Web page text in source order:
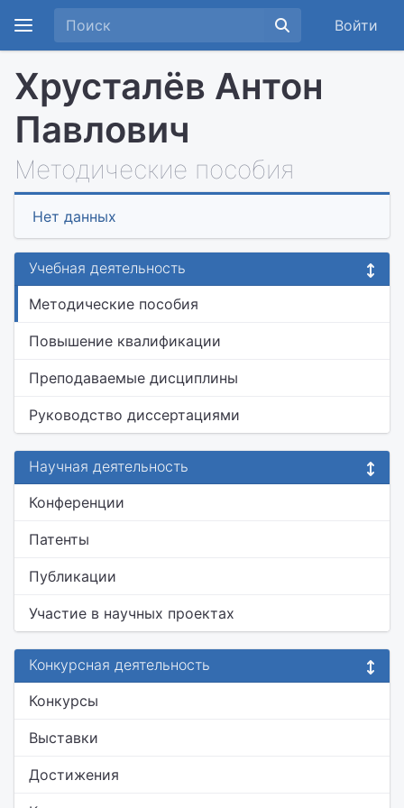
Войти
Хрусталёв Антон
Павлович
Методические пособия
Нет данных
Учебная деятельность
Методические пособия
Повышение квалификации
Преподаваемые дисциплины
Руководство диссертациями
Научная деятельность
Конференции
Патенты
Публикации
Участие в научных проектах
Конкурсная деятельность
Конкурсы
Выставки
Достижения